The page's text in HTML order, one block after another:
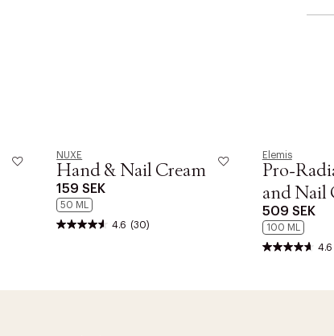
NUXE
Hand & Nail Cream
159 SEK
50 ML
4.6 (30)
Elemis
Pro-
and Nail
509 SEK
100 ML
4.6